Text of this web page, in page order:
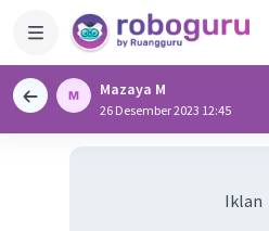
Mazaya M
26 Desember 2023 12:45
Iklan